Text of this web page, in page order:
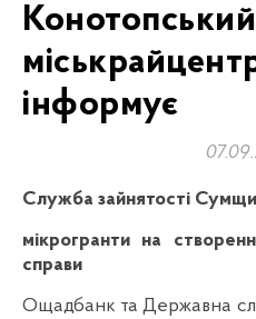
Конотопський
інформує
Служба зайнятості
мікрогранти на
справи
Ощадбанк та Державна